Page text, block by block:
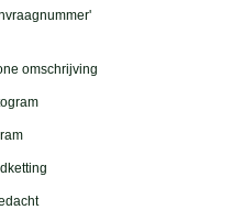
omschrijving